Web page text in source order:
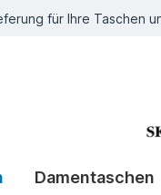
für Ihre Taschen
Damentaschen